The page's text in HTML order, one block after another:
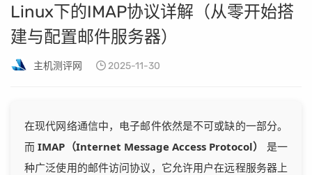
Linux下的IMAP协议详解（从零开始搭
建与配置邮件服务器）
主机测评网 2025-11-30
在现代网络通信中，电子邮件依然是不可或缺的一部分。
而IMAP（Internet Message Access Protocol）
是一
种广泛使用的邮件访问协议，它允许用户在远程服务器上